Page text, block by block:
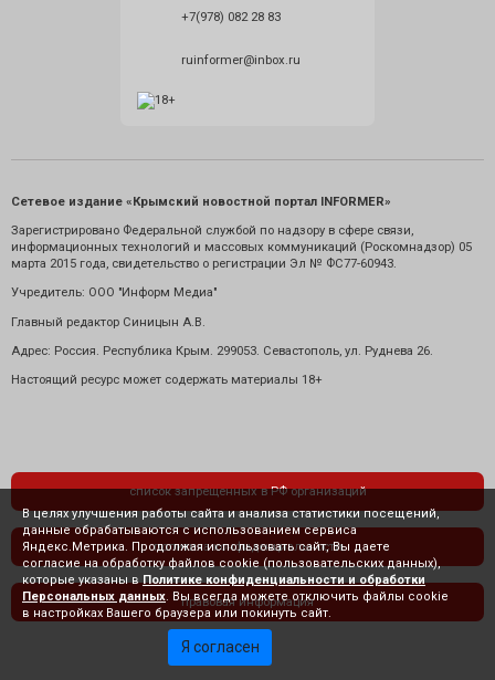
+7(978) 082 28 83
ruinformer@inbox.ru
Сетевое издание «Крымский новостной портал INFORMER»
Зарегистрировано Федеральной службой по надзору в сфере связи,
информационных технологий и массовых коммуникаций (Роскомнадзор) 05
марта 2015 года, свидетельство о регистрации Эл № ФС77-60943.
Учредитель: ООО "Информ Медиа"
Главный редактор Синицын А.В.
Адрес: Россия. Республика Крым. 299053. Севастополь, ул. Руднева 26.
Настоящий ресурс может содержать материалы 18+
список запрещенных в РФ организаций
политика конфиденциальности
правовая информация
В целях улучшения работы сайта и анализа статистики посещений,
данные обрабатываются с использованием сервиса
Яндекс.Метрика. Продолжая использовать сайт, Вы даете
согласие на обработку файлов cookie (пользовательских данных),
которые указаны в Политике конфиденциальности и обработки
Персональных данных . Вы всегда можете отключить файлы cookie
в настройках Вашего браузера или покинуть сайт.
Я согласен